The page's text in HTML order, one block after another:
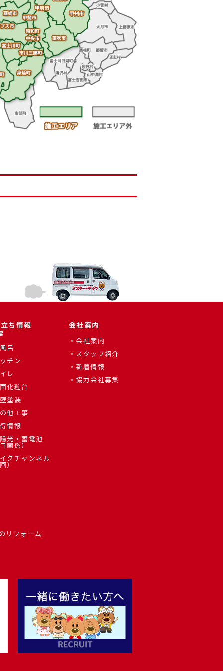
ち情報
呂
チン
レ
化粧台
塗装
他工事
情報
光・蓄電池
関係）
クチャンネル
）
会社案内
会社案内
スタッフ紹介
新着情報
協力会社募集
リフォーム